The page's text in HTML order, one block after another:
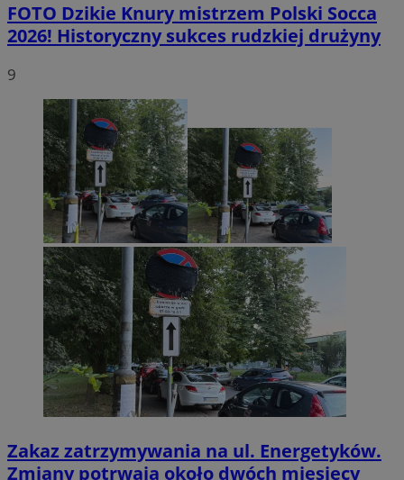
FOTO Dzikie Knury mistrzem Polski Socca
2026! Historyczny sukces rudzkiej drużyny
9
Zakaz zatrzymywania na ul. Energetyków.
Zmiany potrwają około dwóch miesięcy